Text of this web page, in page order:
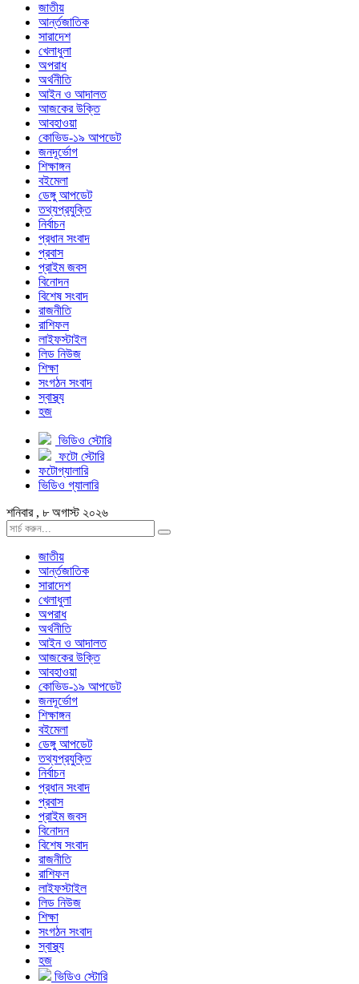
জাতীয়
আর্ন্তজাতিক
সারাদেশ
খেলাধুলা
অপরাধ
অর্থনীতি
আইন ও আদালত
আজকের উক্তি
আবহাওয়া
কোভিড-১৯ আপডেট
জনদূর্ভোগ
শিক্ষাঙ্গন
বইমেলা
ডেঙ্গু আপডেট
তথ্যপ্রযুক্তি
নির্বাচন
প্রধান সংবাদ
প্রবাস
প্রাইম জবস
বিনোদন
বিশেষ সংবাদ
রাজনীতি
রাশিফল
লাইফস্টাইল
লিড নিউজ
শিক্ষা
সংগঠন সংবাদ
স্বাস্থ্য
হজ
ভিডিও স্টোরি
ফটো স্টোরি
ফটোগ্যালারি
ভিডিও গ্যালারি
শনিবার , ৮ অগাস্ট ২০২৬
জাতীয়
আর্ন্তজাতিক
সারাদেশ
খেলাধুলা
অপরাধ
অর্থনীতি
আইন ও আদালত
আজকের উক্তি
আবহাওয়া
কোভিড-১৯ আপডেট
জনদূর্ভোগ
শিক্ষাঙ্গন
বইমেলা
ডেঙ্গু আপডেট
তথ্যপ্রযুক্তি
নির্বাচন
প্রধান সংবাদ
প্রবাস
প্রাইম জবস
বিনোদন
বিশেষ সংবাদ
রাজনীতি
রাশিফল
লাইফস্টাইল
লিড নিউজ
শিক্ষা
সংগঠন সংবাদ
স্বাস্থ্য
হজ
ভিডিও স্টোরি